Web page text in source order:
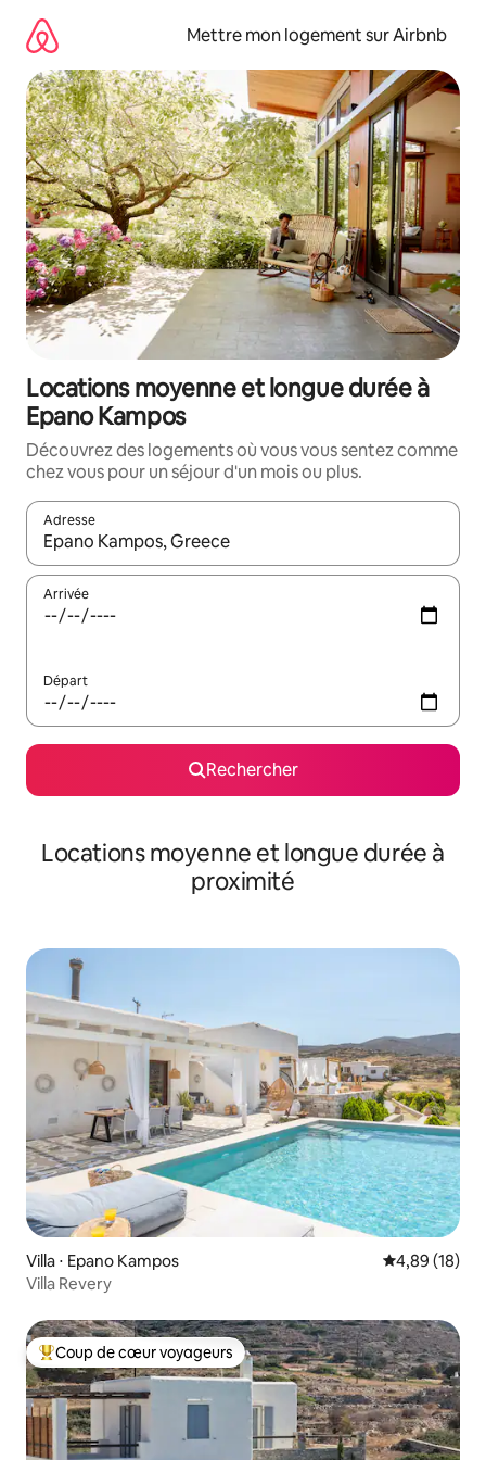
directement
contenu
Mettre mon logement sur Airbnb
Locations moyenne et longue durée à
Epano Kampos
Découvrez des logements où vous vous sentez comme
chez vous pour un séjour d'un mois ou plus.
Adresse
Lorsque les résultats s'affichent, utilisez les flèches vers le
Arrivée
Départ
Rechercher
Locations moyenne et longue durée à
proximité
Villa ⋅ Epano Kampos Évaluation
4,89 (18)
Villa Revery
Coups de cœur voyageurs les plus appréciés
Coup de cœur voyageurs